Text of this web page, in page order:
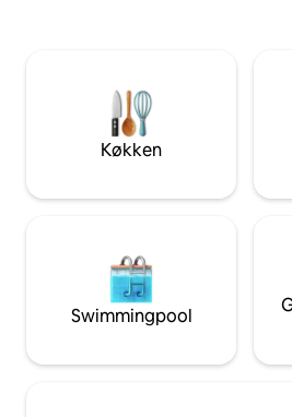
Køkken
Swimmingpool